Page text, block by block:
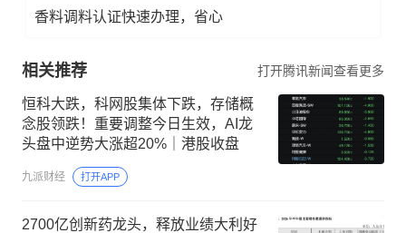
香料调料认证快速办理，省心
相关推荐 打开腾讯新闻查看更多
恒科大跌，科网股集体下跌，存储概
念股领跌！重要调整今日生效，AI龙
头盘中逆势大涨超20%｜港股收盘
九派财经 打开APP
2700亿创新药龙头，释放业绩大利好